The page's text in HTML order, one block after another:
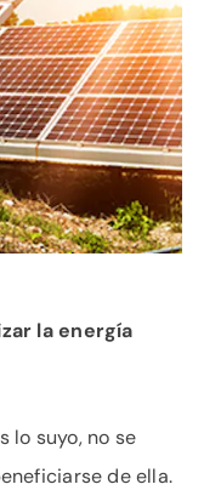
la energía
lo suyo, no se
de ella.